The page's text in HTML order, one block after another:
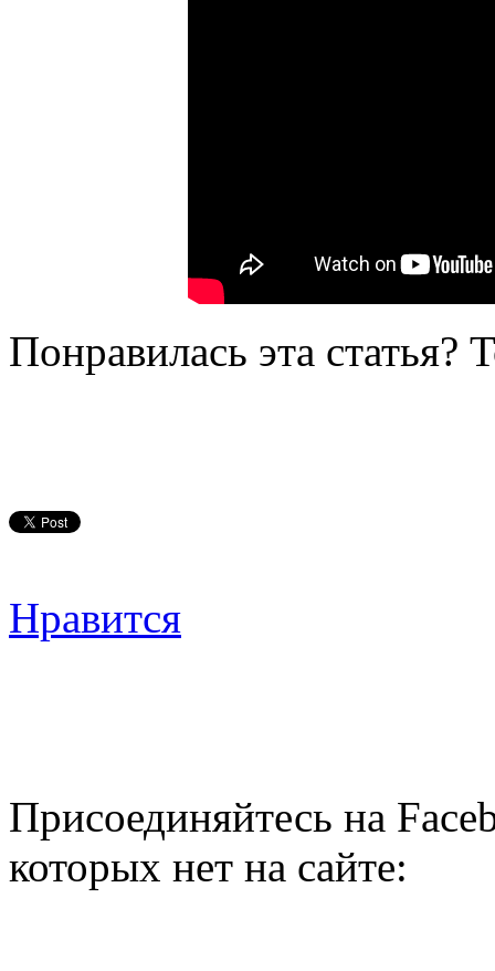
Понравилась эта статья?
Нравится
Присоединяйтесь на
которых нет на сайте: